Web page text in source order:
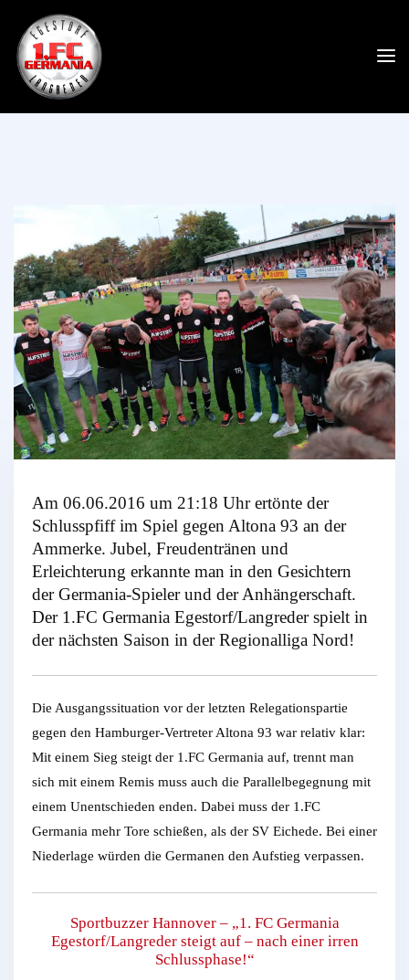
Am 06.06.2016 um 21:18 Uhr ertönte der
Schlusspfiff im Spiel gegen Altona 93 an der
Ammerke. Jubel, Freudentränen und
Erleichterung erkannte man in den Gesichtern
der Germania-Spieler und der Anhängerschaft.
Der 1.FC Germania Egestorf/Langreder spielt in
der nächsten Saison in der Regionalliga Nord!
Die Ausgangssituation vor der letzten Relegationspartie
gegen den Hamburger-Vertreter Altona 93 war relativ klar:
Mit einem Sieg steigt der 1.FC Germania auf, trennt man
sich mit einem Remis muss auch die Parallelbegegnung mit
einem Unentschieden enden. Dabei muss der 1.FC
Germania mehr Tore schießen, als der SV Eichede. Bei einer
Niederlage würden die Germanen den Aufstieg verpassen.
Sportbuzzer Hannover – „1. FC Germania
Egestorf/Langreder steigt auf – nach einer irren
Schlussphase!“